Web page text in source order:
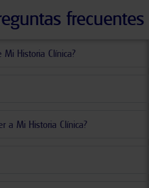
frecuentes
Historia Clínica?
a Mi Historia Clínica?